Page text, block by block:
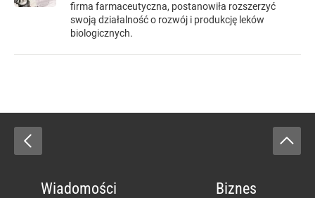
firma farmaceutyczna, postanowiła rozszerzyć
swoją działalność o rozwój i produkcję leków
biologicznych.
Wiadomości
Biznes